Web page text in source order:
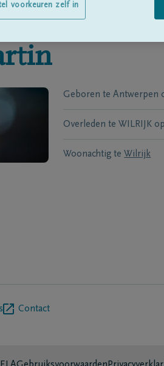
Geboren te Antwerpen
Overleden te WILRIJK op
Woonachtig te Wilrijk
Contact
voorkeuren zelf in